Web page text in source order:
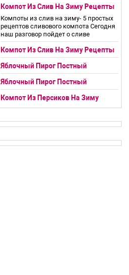
Компот Из Слив На Зиму Рецепты
Компоты из слив на зиму- 5 простых
рецептов сливового компота Сегодня
наш разговор пойдет о сливе
Компот Из Слив На Зиму Рецепты
Яблочный Пирог Постный
Яблочный Пирог Постный
Компот Из Персиков На Зиму